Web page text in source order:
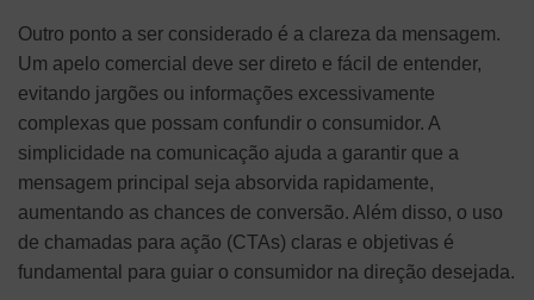
Outro ponto a ser considerado é a clareza da mensagem.
Um apelo comercial deve ser direto e fácil de entender,
evitando jargões ou informações excessivamente
complexas que possam confundir o consumidor. A
simplicidade na comunicação ajuda a garantir que a
mensagem principal seja absorvida rapidamente,
aumentando as chances de conversão. Além disso, o uso
de chamadas para ação (CTAs) claras e objetivas é
fundamental para guiar o consumidor na direção desejada.